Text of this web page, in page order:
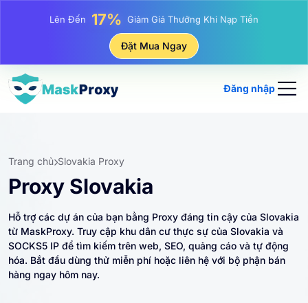
Lên Đến 25% Giảm Giá Khi Mua Hàng IP Tĩnh
Giảm Giá Khi Mua Hàng IP Luân Phiên
Đặt Mua Ngay
Đăng nhập
Trang chủ Slovakia Proxy
Proxy Slovakia
Hỗ trợ các dự án của bạn bằng Proxy đáng tin cậy của Slovakia
từ MaskProxy. Truy cập khu dân cư thực sự của Slovakia và
SOCKS5 IP để tìm kiếm trên web, SEO, quảng cáo và tự động
hóa. Bắt đầu dùng thử miễn phí hoặc liên hệ với bộ phận bán
hàng ngay hôm nay.